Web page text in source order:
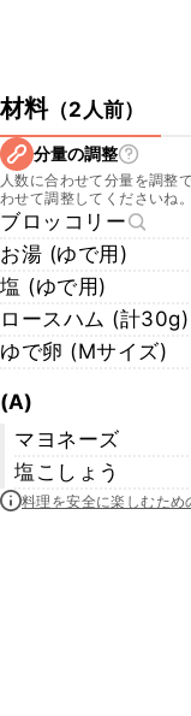
材料（2人前）
分量の調整
人数に合わせて分量を調整
わせて調整してくださいね。
ブロッコリー
お湯 (ゆで用)
塩 (ゆで用)
ロースハム (計30g)
ゆで卵 (Mサイズ)
(A)
マヨネーズ
塩こしょう
料理を安全に楽しむため